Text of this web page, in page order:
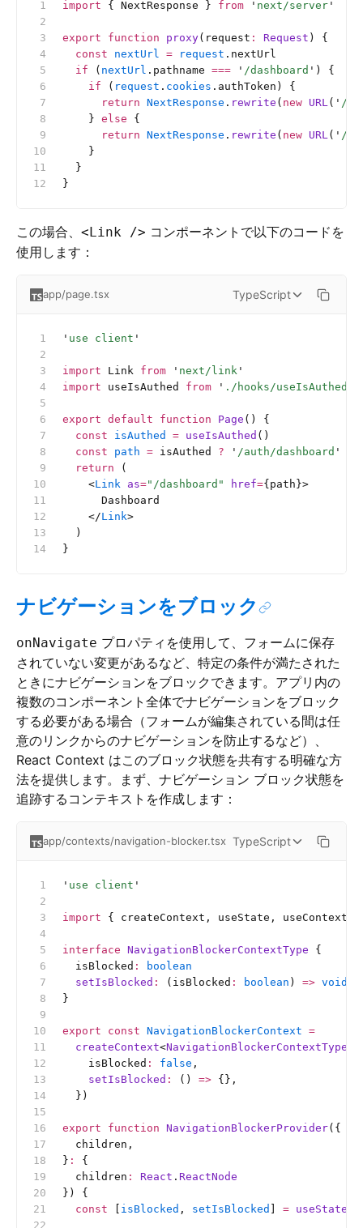
import { NextResponse } from ' next/server '
export function proxy(request : Request ) {
  const
nextUrl = request .nextUrl
  if
( nextUrl .pathname === ' /dashboard ' ) {
    if
( request . cookies .authToken) {
      return
NextResponse . rewrite ( new URL( ' /
    }
else {
      return
NextResponse . rewrite ( new URL( ' /
    }
  }
}
この場合、 <Link /> コンポーネントで以下のコードを
使用します：
app/page.tsx TypeScript
' use client '
import Link from ' next/link '
import useIsAuthed from ' ./hooks/useIsAuthed
export default function Page () {
  const
isAuthed = useIsAuthed ()
  const
path = isAuthed ? ' /auth/dashboard '
  return
(
    <
Link as="/dashboard" href={path}>
      Dashboard
    </
Link>
  )
}
ナビゲーションをブロック
onNavigate プロパティを使用して、フォームに保存
されていない変更があるなど、特定の条件が満たされた
ときにナビゲーションをブロックできます。アプリ内の
複数のコンポーネント全体でナビゲーションをブロック
する必要がある場合（フォームが編集されている間は任
意のリンクからのナビゲーションを防止するなど）、
React Context はこのブロック状態を共有する明確な方
法を提供します。まず、ナビゲーション ブロック状態を
追跡するコンテキストを作成します：
app/contexts/navigation-blocker.tsx TypeScript
' use client '
import { createContext, useState, useContext
interface NavigationBlockerContextType {
  isBlocked
:
boolean
  setIsBlocked
: (isBlocked : boolean ) => void
}
export const NavigationBlockerContext =
  createContext
<NavigationBlockerContextType
    isBlocked
: false ,
    setIsBlocked
: () => {},
  })
export function NavigationBlockerProvider({
  children,
} :
{
  children
: React . ReactNode
}) {
  const
isBlocked , setIsBlocked = useState